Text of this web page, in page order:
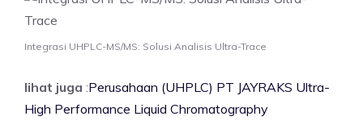
Integrasi UHPLC-MS/MS: Solusi Analisis Ultra-Trace
lihat juga :Perusahaan (UHPLC) PT JAYRAKS Ultra-
High Performance Liquid Chromatography